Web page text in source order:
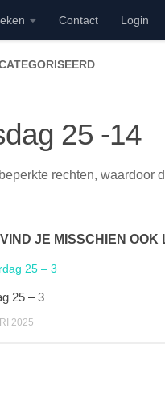
Contact Login
25 -14
rechten, waardoor
VIND JE MISSCHIEN OOK
25 – 3
2025